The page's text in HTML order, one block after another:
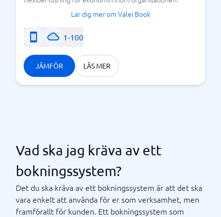
Lär dig mer om Valei Book
1-100
JÄMFÖR LÄS MER
Vad ska jag kräva av ett
bokningssystem?
Det du ska kräva av ett bokningssystem är att det ska
vara enkelt att använda för er som verksamhet, men
framförallt för kunden. Ett bokningssystem som